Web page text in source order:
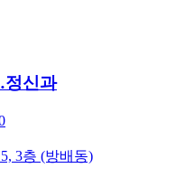
정신과
3층 (방배동)